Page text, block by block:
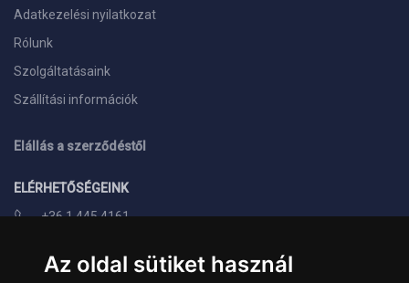
Az oldal sütiket használ
Adatkezelési nyilatkozat
Rólunk
Szolgáltatásaink
Szállítási információk
Elállás a szerződéstől
ELÉRHETŐSÉGEINK
+36 1 445 4161
info@landcomputer.hu